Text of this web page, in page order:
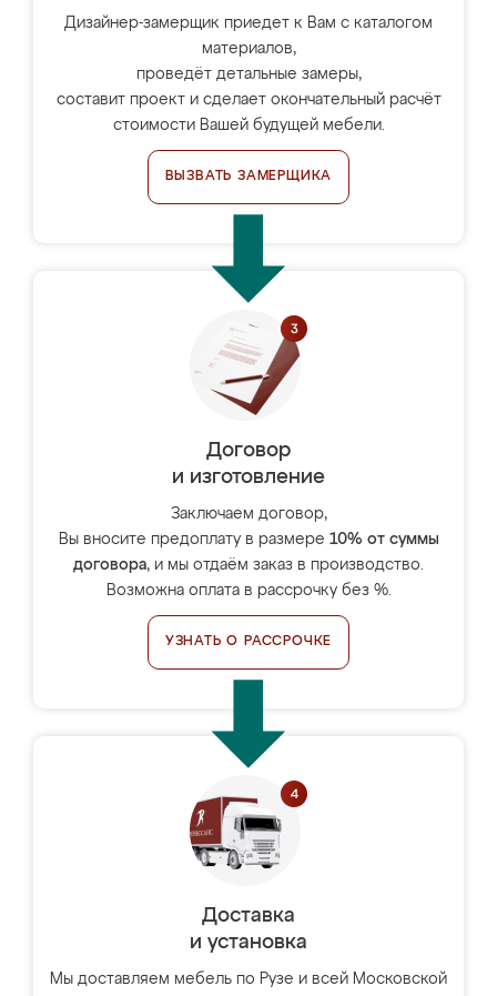
Дизайнер-замерщик приедет к Вам с каталогом
материалов,
проведёт детальные замеры,
составит проект и сделает окончательный расчёт
стоимости Вашей будущей мебели.
ВЫЗВАТЬ ЗАМЕРЩИКА
Договор
и изготовление
Заключаем договор,
Вы вносите предоплату в размере 10% от суммы
договора, и мы отдаём заказ в производство.
Возможна оплата в рассрочку без %.
УЗНАТЬ О РАССРОЧКЕ
Доставка
и установка
Мы доставляем мебель по Рузе и всей Московской